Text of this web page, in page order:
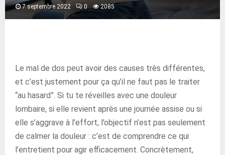
7 septembre 2022 0 2085
Le mal de dos peut avoir des causes très différentes,
et c’est justement pour ça qu’il ne faut pas le traiter
“au hasard”. Si tu te réveilles avec une douleur
lombaire, si elle revient après une journée assise ou si
elle s’aggrave à l’effort, l’objectif n’est pas seulement
de calmer la douleur : c’est de comprendre ce qui
l’entretient pour agir efficacement. Concrètement,